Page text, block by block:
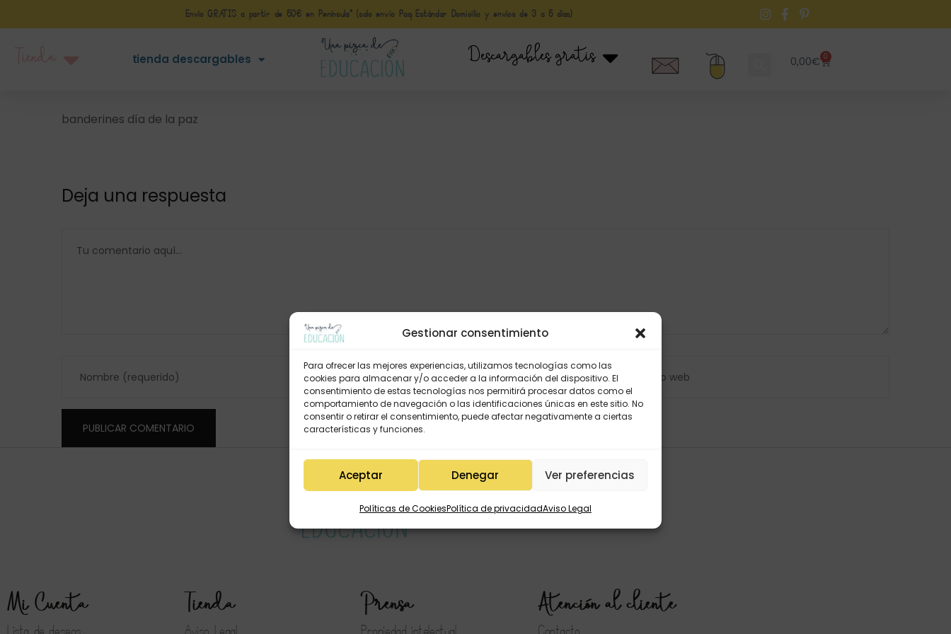
Gestionar consentimiento
Para ofrecer las mejores experiencias, utilizamos tecnologías como las
cookies para almacenar y/o acceder a la información del dispositivo. El
consentimiento de estas tecnologías nos permitirá procesar datos como el
comportamiento de navegación o las identificaciones únicas en este sitio. No
consentir o retirar el consentimiento, puede afectar negativamente a ciertas
características y funciones.
Aceptar Denegar Ver preferencias
Políticas de CookiesPolítica de privacidadAviso Legal
Envío GRATIS a partir de 50€ en Península* (solo envio Paq Estándar Domicilio y envíos de 3 a 5 días)
tienda descargables Descargables gratis 0,00€ 0
banderines día de la paz
Deja una respuesta
Mi Cuenta Tienda Prensa Atención al cliente